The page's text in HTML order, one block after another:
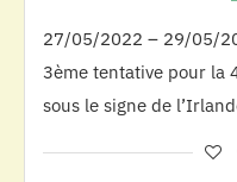
27/05/2022 – 29/05/
3ème tentative pour la
sous le signe de